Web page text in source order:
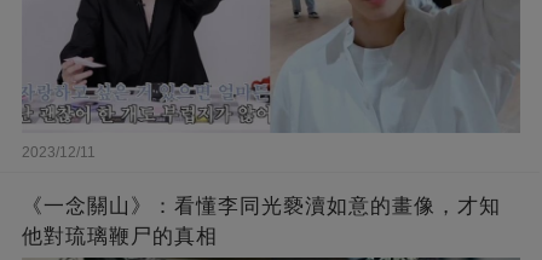
2023/12/11
《一念關山》：看懂李同光褻瀆如意的畫像，才知
他對琉璃鞭尸的真相